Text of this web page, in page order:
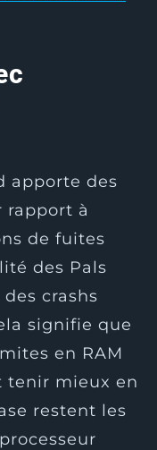
apporte des
rapport à
de fuites
des Pals
crashs
signifie que
en RAM
tenir mieux en
restent les